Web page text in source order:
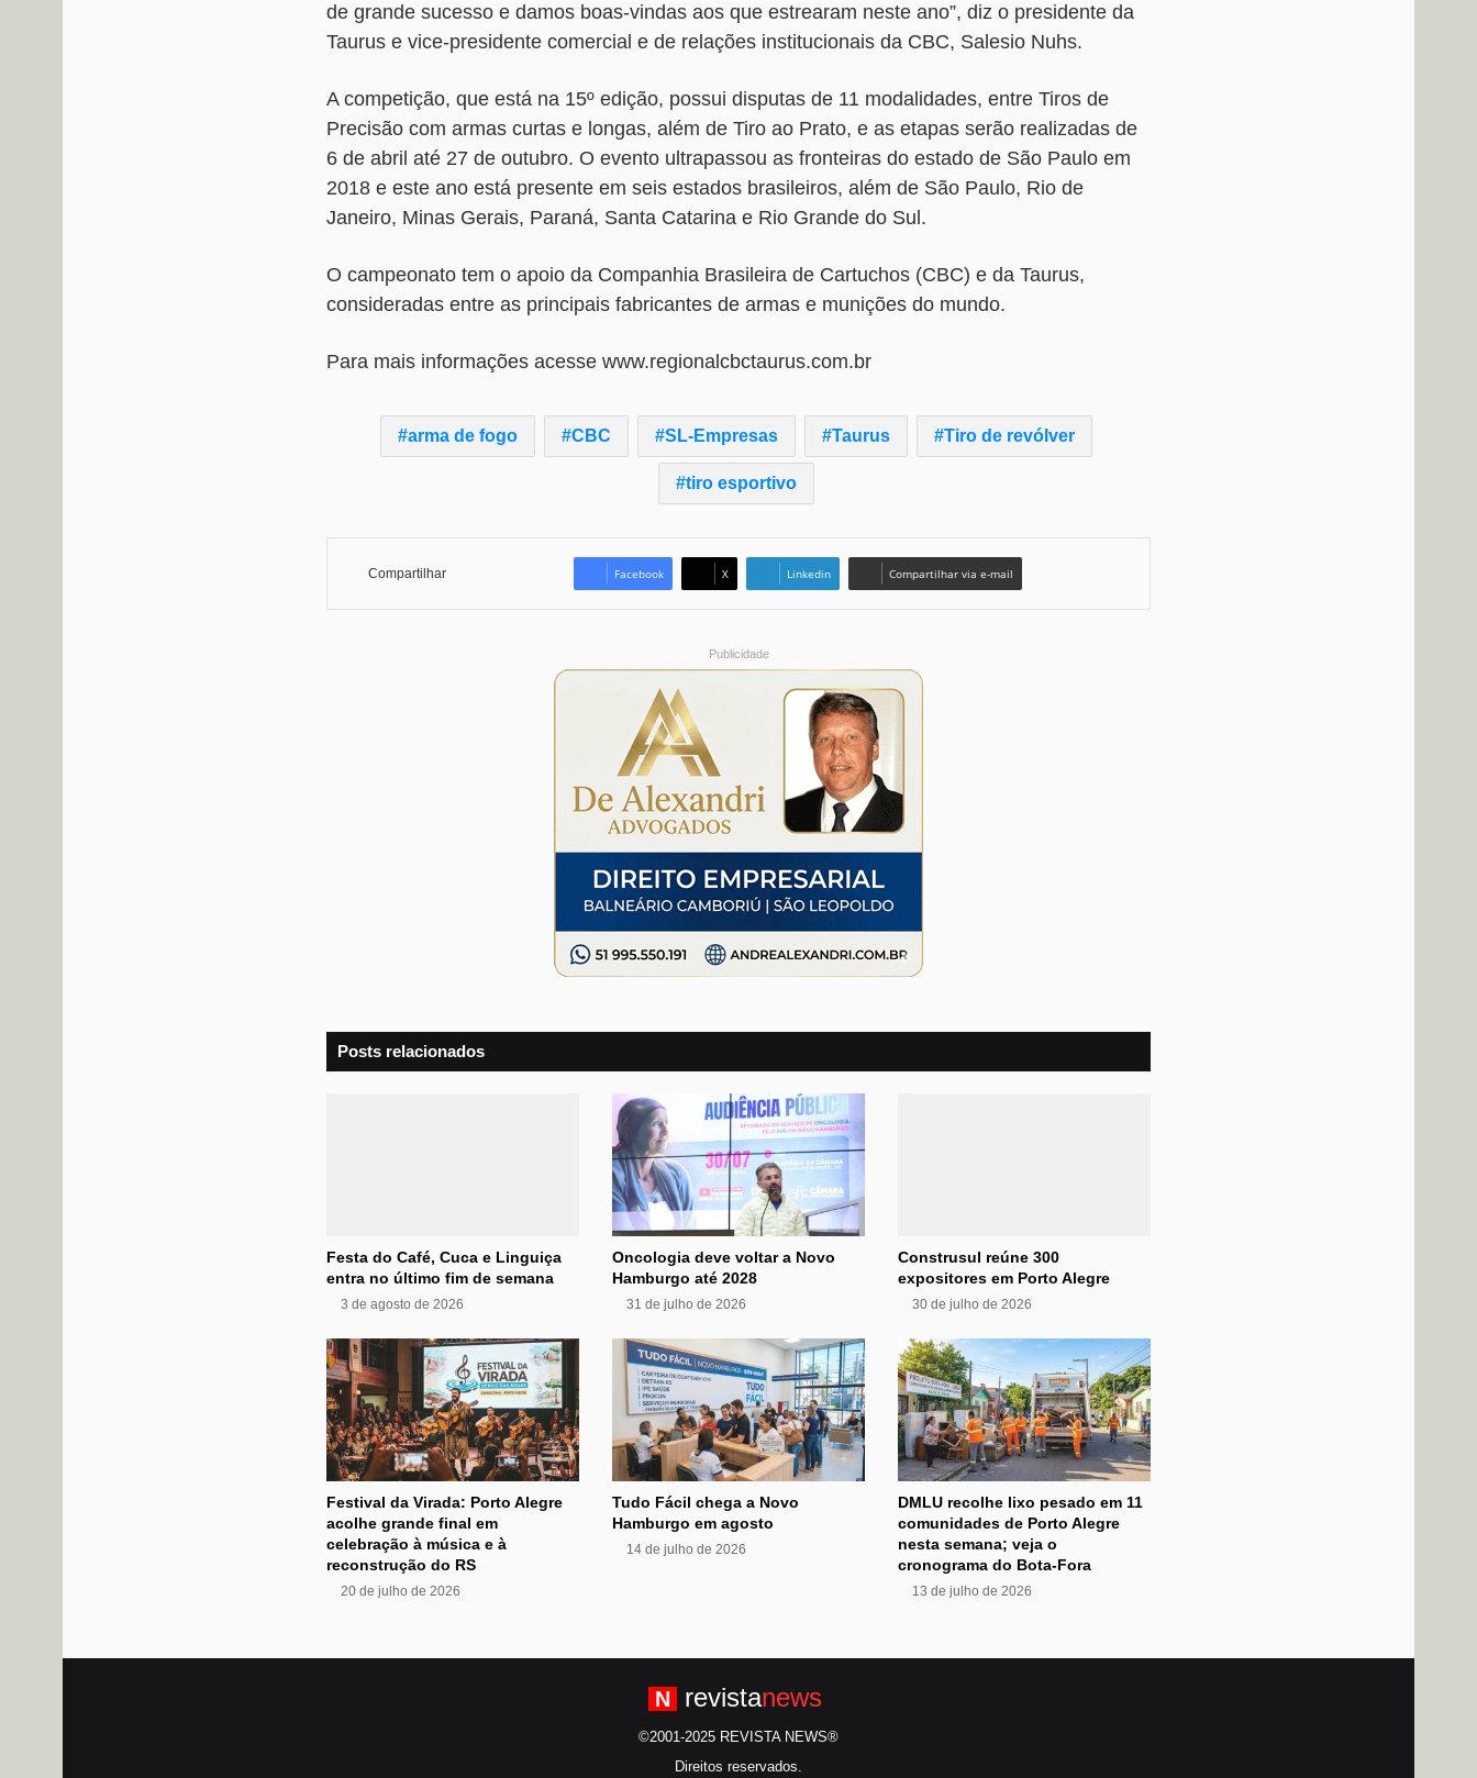
de grande sucesso e damos boas-vindas aos que estrearam neste ano”, diz o presidente da
Taurus e vice-presidente comercial e de relações institucionais da CBC, Salesio Nuhs.
A competição, que está na 15º edição, possui disputas de 11 modalidades, entre Tiros de
Precisão com armas curtas e longas, além de Tiro ao Prato, e as etapas serão realizadas de
6 de abril até 27 de outubro. O evento ultrapassou as fronteiras do estado de São Paulo em
2018 e este ano está presente em seis estados brasileiros, além de São Paulo, Rio de
Janeiro, Minas Gerais, Paraná, Santa Catarina e Rio Grande do Sul.
O campeonato tem o apoio da Companhia Brasileira de Cartuchos (CBC) e da Taurus,
consideradas entre as principais fabricantes de armas e munições do mundo.
Para mais informações acesse www.regionalcbctaurus.com.br
arma de fogo CBC SL-Empresas Taurus Tiro de revólver
tiro esportivo
Compartilhar Facebook X Linkedin Compartilhar via e-mail
Publicidade
Posts relacionados
Festa do Café, Cuca e Linguiça
entra no último fim de semana
3 de agosto de 2026
Oncologia deve voltar a Novo
Hamburgo até 2028
31 de julho de 2026
Construsul reúne 300
expositores em Porto Alegre
30 de julho de 2026
Festival da Virada: Porto Alegre
acolhe grande final em
celebração à música e à
reconstrução do RS
20 de julho de 2026
Tudo Fácil chega a Novo
Hamburgo em agosto
14 de julho de 2026
DMLU recolhe lixo pesado em 11
comunidades de Porto Alegre
nesta semana; veja o
cronograma do Bota-Fora
13 de julho de 2026
N revistanews
©2001-2025 REVISTA NEWS®
Direitos reservados.